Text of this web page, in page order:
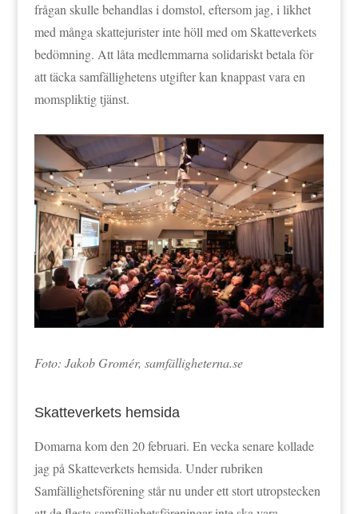
frågan skulle behandlas i domstol, eftersom jag, i likhet
med många skattejurister inte höll med om Skatteverkets
bedömning. Att låta medlemmarna solidariskt betala för
att täcka samfällighetens utgifter kan knappast vara en
momspliktig tjänst.
Foto: Jakob Gromér, samfälligheterna.se
Skatteverkets hemsida
Domarna kom den 20 februari. En vecka senare kollade
jag på Skatteverkets hemsida. Under rubriken
Samfällighetsförening står nu under ett stort utropstecken